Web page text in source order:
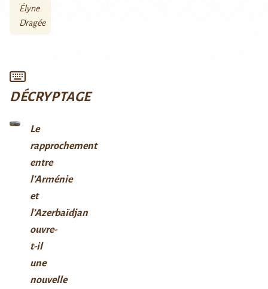
Élyne
Dragée
DÉCRYPTAGE
Le
rapprochement
entre
l’Arménie
et
l’Azerbaïdjan
ouvre-
t-il
une
nouvelle